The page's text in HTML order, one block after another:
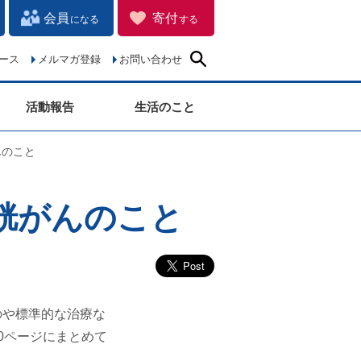
寄付する
会員 になる
お問い合わせ
メルマガ登録
ス
活動報告 生活のこと
こと
がんのこと
標準的な治療な
ージにまとめて